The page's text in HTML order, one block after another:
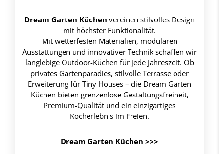
Dream Garten Küchen vereinen stilvolles Design
mit höchster Funktionalität.
Mit wetterfesten Materialien, modularen
Ausstattungen und innovativer Technik schaffen wir
langlebige Outdoor-Küchen für jede Jahreszeit. Ob
privates Gartenparadies, stilvolle Terrasse oder
Erweiterung für Tiny Houses – die Dream Garten
Küchen bieten grenzenlose Gestaltungsfreiheit,
Premium-Qualität und ein einzigartiges
Kocherlebnis im Freien.
Dream Garten Küchen >>>